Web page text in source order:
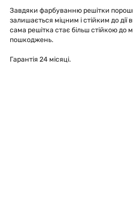
Завдяки фарбуванню решітки
залишається міцним і стійким до дії
сама решітка стає більш стійкою до
пошкоджень.
Гарантія 24 місяці.